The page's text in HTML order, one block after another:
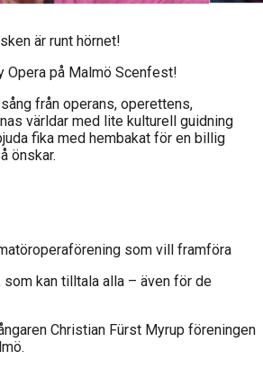
är runt hörnet!
Opera på Malmö Scenfest!
från operans, operettens,
världar med lite kulturell guidning
fika med hembakat för en billig
önskar.
som vill framföra
kan tilltala alla – även för de
Christian Fürst Myrup föreningen